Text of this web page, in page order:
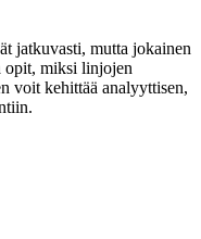
jatkuvasti, mutta jokainen
opit, miksi linjojen
voit kehittää analyyttisen,